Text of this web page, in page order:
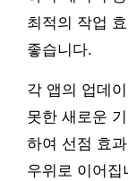
최적의 작업
좋습니다.
각 앱의 업데
못한 새로운
하여 선점 효
우위로 이어집